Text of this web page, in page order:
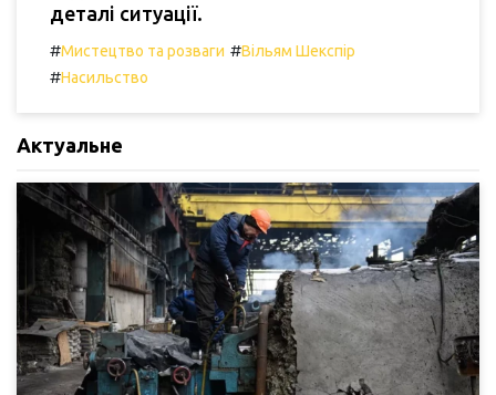
деталі ситуації.
#Мистецтво та розваги #Вільям Шекспір
#Насильство
Актуальне